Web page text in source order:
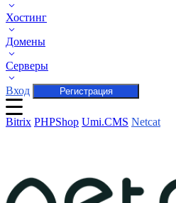
Хостинг
Домены
Серверы
Вход Регистрация
Bitrix PHPShop Umi.CMS Netcat